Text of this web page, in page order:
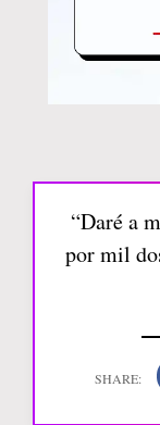
“Daré a
por mil